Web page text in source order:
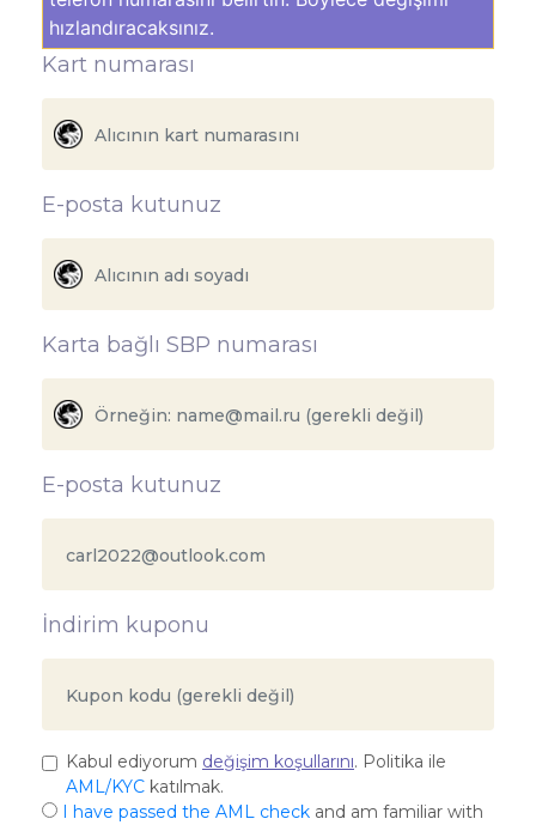
hızlandıracaksınız.
Kart numarası
E-posta kutunuz
Karta bağlı SBP numarası
E-posta kutunuz
İndirim kuponu
Kabul ediyorum değişim koşullarını. Politika ile
AML/KYC katılmak.
I have passed the AML check and am familiar with